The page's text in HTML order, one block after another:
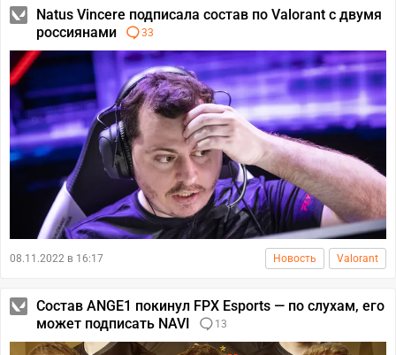
Natus Vincere подписала состав по Valorant с двумя
россиянами
33
08.11.2022 в 16:17 Новость Valorant
Состав ANGE1 покинул FPX Esports — по слухам, его
может подписать NAVI
13